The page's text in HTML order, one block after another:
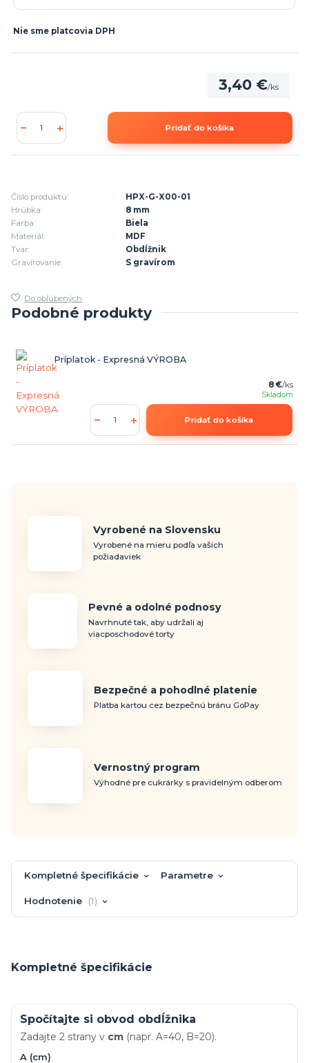
Nie sme platcovia DPH
3,40 €/ks
Pridať do košíka
Číslo produktu:
HPX-G-X00-01
Hrúbka:
8 mm
Farba:
Biela
Materiál:
MDF
Tvar:
Obdĺžnik
Gravírovanie:
S gravírom
Do obľúbených
Podobné produkty
Príplatok - Expresná VÝROBA
8 €/ks
Skladom
Pridať do košíka
Vyrobené na Slovensku
Vyrobené na mieru podľa vašich
požiadaviek
Pevné a odolné podnosy
Navrhnuté tak, aby udržali aj
viacposchodové torty
Bezpečné a pohodlné platenie
Platba kartou cez bezpečnú bránu GoPay
Vernostný program
Výhodné pre cukrárky s pravidelným odberom
Kompletné špecifikácie Parametre
Hodnotenie 1
Kompletné špecifikácie
Spočítajte si obvod obdĺžnika
Zadajte 2 strany v cm (napr. A=40, B=20).
A (cm)